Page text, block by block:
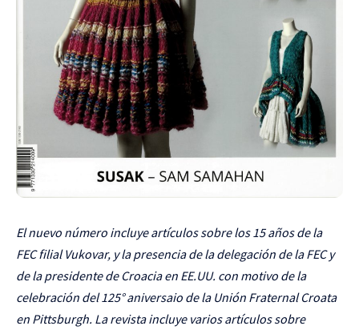
El nuevo número incluye artículos sobre los 15 años de la
FEC filial Vukovar, y la presencia de la delegación de la FEC y
de la presidente de Croacia en EE.UU. con motivo de la
celebración del 125° aniversaio de la Unión Fraternal Croata
en Pittsburgh. La revista incluye varios artículos sobre